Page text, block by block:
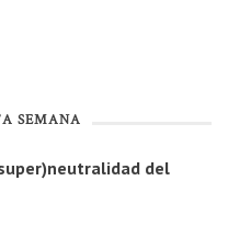
SEMANA
del